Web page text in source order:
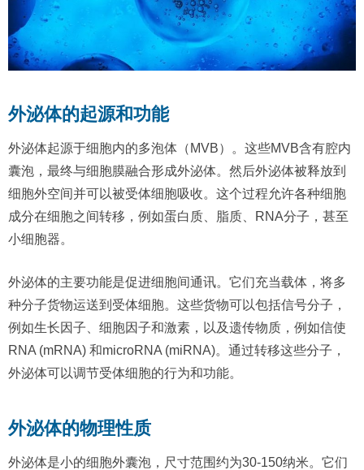
外泌体的起源和功能
外泌体起源于细胞内的多泡体（MVB）。这些MVB含有腔内
囊泡，最终与细胞膜融合形成外泌体。然后外泌体被释放到
细胞外空间并可以被受体细胞吸收。这个过程允许各种细胞
成分在细胞之间转移，例如蛋白质、脂质、RNA分子，甚至
小细胞器。
外泌体的主要功能是促进细胞间通讯。它们充当载体，将多
种分子货物运送到受体细胞。这些货物可以包括信号分子，
例如生长因子、细胞因子和激素，以及遗传物质，例如信使
RNA (mRNA) 和microRNA (miRNA)。通过转移这些分子，
外泌体可以调节受体细胞的行为和功能。
外泌体的物理性质
外泌体是小的细胞外囊泡，尺寸范围约为30-150纳米。它们